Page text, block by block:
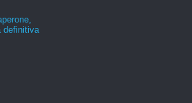
definitiva